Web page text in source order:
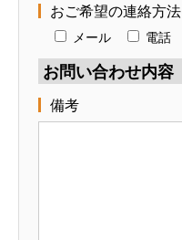
おご希望の連絡方法
メール 電話
お問い合わせ内容
備考